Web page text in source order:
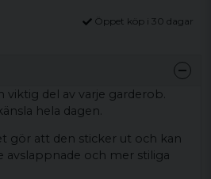
Öppet köp i 30 dagar
del av varje garderob.
hela dagen.
gör att den sticker ut och kan
avslappnade och mer stiliga